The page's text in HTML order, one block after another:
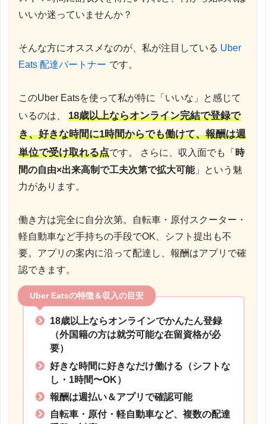
いいか迷っていませんか？
そんな方にオススメなのが、私が注目している Uber
Eats 配達パートナー です。
このUber Eatsを使って私が特に「いいな」と感じて
いるのは、 18歳以上ならオンライン完結で登録で
き、好きな時間に1時間からでも働けて、報酬は週
単位で受け取れる点です。 さらに、収入面でも「 時
間の自由×出来高制で工夫次第で拡大可能」という魅
力があります。
働き方は完全に自分次第。自転車・原付スクーター・
軽自動車など手持ちの手段でOK、シフト提出も不
要。アプリの案内に沿って配達し、報酬はアプリで確
認できます。
Uber Eatsの特徴＆収入の目安
18歳以上ならオンラインでかんたん登録
（外国籍の方は就労可能な在留資格が必
要）
好きな時間に好きなだけ働ける（シフトな
し・1時間〜OK）
報酬は週払い＆アプリで確認可能
自転車・原付・軽自動車など、複数の配達